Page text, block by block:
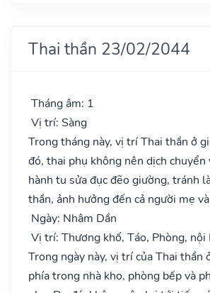
Thai thần 23/02/2044
Tháng âm: 1
Vị trí: Sàng
Trong tháng này, vị trí Thai thần ở
đó, thai phụ không nên dịch
hành tu sửa đục đẽo giường, tránh
thần, ảnh hưởng đến cả người mẹ
Ngày: Nhâm Dần
Vị trí: Thương khố, Táo, Phòng, nội
Trong ngày này, vị trí của Thai thần
phía trong nhà kho, phòng bếp và